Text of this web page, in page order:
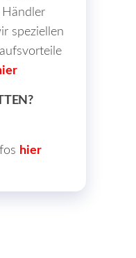
Händler
speziellen
hier